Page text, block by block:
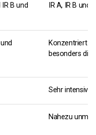
B und
IR A, IR B und
Konzentriert
besonders
Sehr intensiv
Nahezu